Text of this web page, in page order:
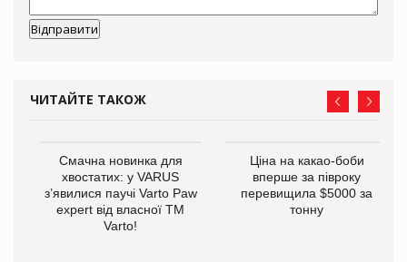
ЧИТАЙТЕ ТАКОЖ
Смачна новинка для
хвостатих: у VARUS
з’явилися паучі Varto Paw
expert від власної ТМ
Varto!
Ціна на какао-боби
вперше за півроку
перевищила $5000 за
тонну